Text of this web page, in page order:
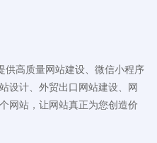
高质量网站建设、微信小程序
设计、外贸出口网站建设、网
网站，让网站真正为您创造价